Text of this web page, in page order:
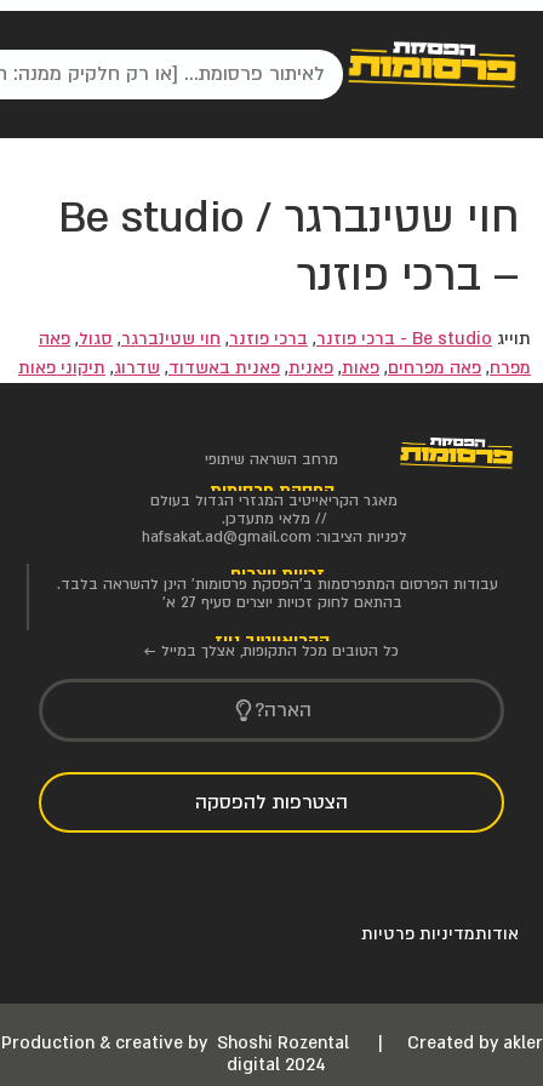
חוי שטינברגר / Be studio
– ברכי פוזנר
תוייג Be studio - ברכי פוזנר , ברכי פוזנר, חוי שטינברגר, סגול, פאה
מפרח, פאה מפרחים, פאות, פאנית, פאנית באשדוד, שדרוג, תיקוני פאות
מרחב השראה שיתופי
הפסקת פרסומות
מאגר הקריאייטיב המגזרי הגדול בעולם
// מלאי מתעדכן.
לפניות הציבור: hafsakat.ad@gmail.com
זכויות יוצרים
עבודות הפרסום המתפרסמות ב'הפסקת פרסומות' הינן להשראה בלבד.
בהתאם לחוק זכויות יוצרים סעיף 27 א'
הקריאייטיב ניוז
כל הטובים מכל התקופות, אצלך במייל ←
הארה?
הצטרפות להפסקה
אודותמדיניות פרטיות
Production & creative by Shoshi Rozental | Created by akler
digital 2024